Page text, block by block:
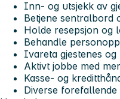
Inn- og utsjekk av
Betjene sentralbord
Holde resepsjon og
Behandle
Ivareta gjestenes
Aktivt jobbe med
Kasse- og
Diverse forefallende